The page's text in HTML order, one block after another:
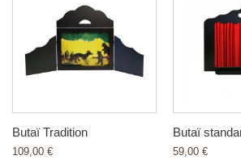
Butaï Tradition
109,00 €
Butaï
59,00 €